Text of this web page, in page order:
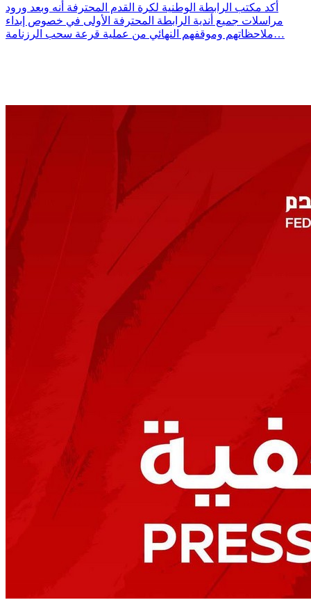
أكد مكتب الرابطة الوطنية لكرة القدم المحترفة أنه وبعد ورود
مراسلات جميع أندية الرابطة المحترفة الأولى في خصوص إبداء
ملاحظاتهم وموقفهم النهائي من عملية قرعة سحب الرزنامة…